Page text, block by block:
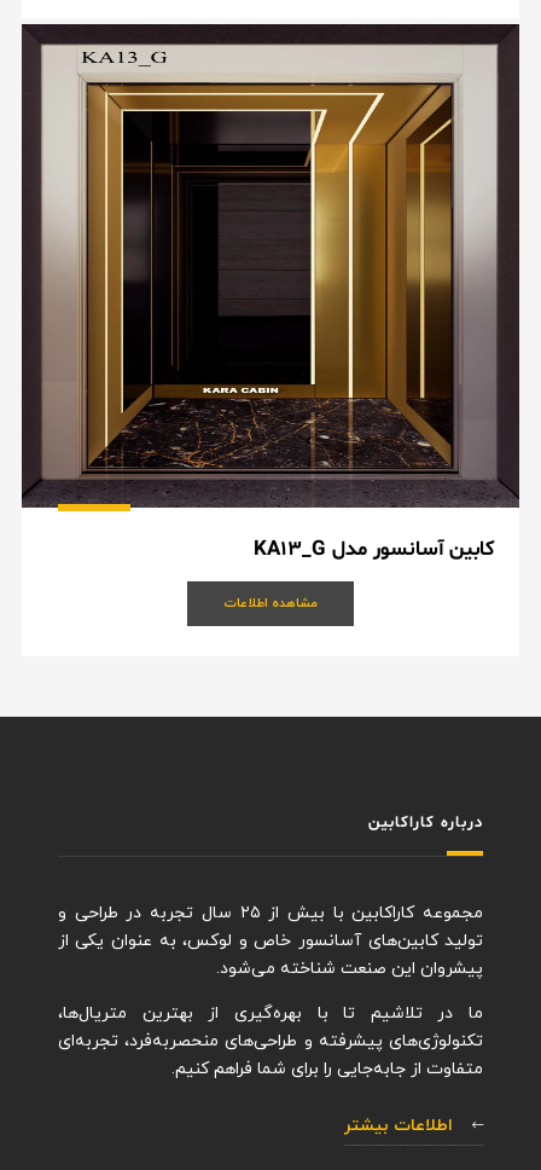
کابین آسانسور مدل KA13_G
مشاهده اطلاعات
درباره کاراکابین
مجموعه کاراکابین با بیش از ۲۵ سال تجربه در طراحی و
تولید کابین‌های آسانسور خاص و لوکس، به عنوان یکی از
پیشروان این صنعت شناخته می‌شود.
ما در تلاشیم تا با بهره‌گیری از بهترین متریال‌ها،
تکنولوژی‌های پیشرفته و طراحی‌های منحصربه‌فرد، تجربه‌ای
متفاوت از جابه‌جایی را برای شما فراهم کنیم.